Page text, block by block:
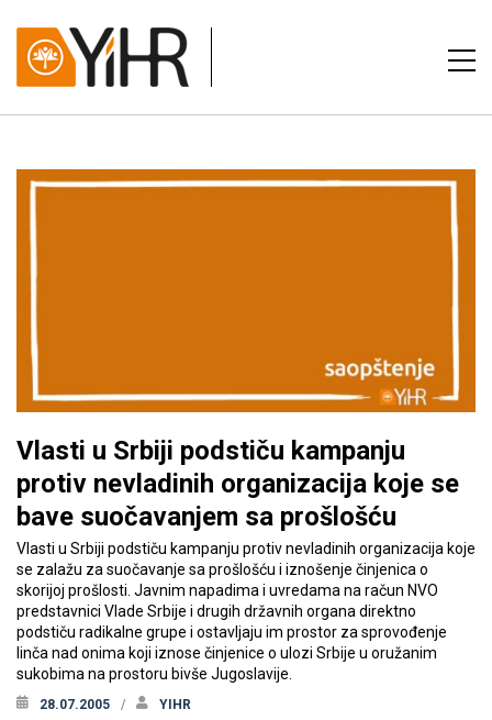
Vlasti u Srbiji podstiču kampanju
protiv nevladinih organizacija koje se
bave suočavanjem sa prošlošću
Vlasti u Srbiji podstiču kampanju protiv nevladinih organizacija koje
se zalažu za suočavanje sa prošlošću i iznošenje činjenica o
skorijoj prošlosti. Javnim napadima i uvredama na račun NVO
predstavnici Vlade Srbije i drugih državnih organa direktno
podstiču radikalne grupe i ostavljaju im prostor za sprovođenje
linča nad onima koji iznose činjenice o ulozi Srbije u oružanim
sukobima na prostoru bivše Jugoslavije.
28.07.2005 YIHR